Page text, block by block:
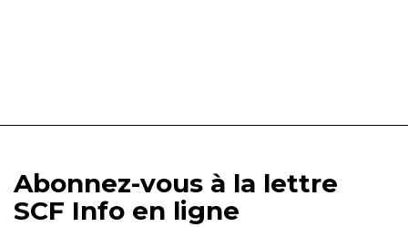
Abonnez-vous à la lettre
SCF Info en ligne